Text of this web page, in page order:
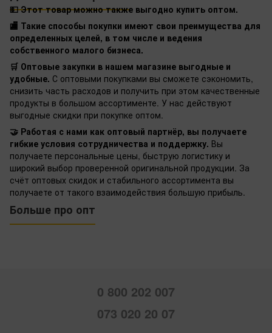
💵 Этот товар можно также выгодно купить оптом.
🏬 Такие способы покупки имеют свои преимущества для
определенных целей, в том числе и ведения
собственного малого бизнеса.
🛒 Оптовые закупки в нашем магазине выгодные и
удобные. С оптовыми покупками вы сможете сэкономить,
снизить часть расходов и получить при этом качественные
продукты в большом ассортименте. У нас действуют
выгодные скидки при покупке оптом.
🤝 Работая с нами как оптовый партнёр, вы получаете
гибкие условия сотрудничества и поддержку. Вы
получаете персональные цены, быструю логистику и
широкий выбор проверенной оригинальной продукции. За
счёт оптовых скидок и стабильного ассортимента вы
получаете от такого взаимодействия большую прибыль.
Больше про опт
0 800 202 007
073 020 20 07